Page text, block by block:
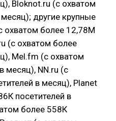
Bloknot.ru (с охватом
другие крупные
охватом более 12,78М
(с охватом более
Mel.fm (с охватом
месяц), NN.ru (с
в месяц), Planet
посетителей в
более 558К